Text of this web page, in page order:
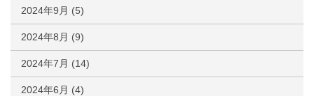
2024年9月 (5)
2024年8月 (9)
2024年7月 (14)
2024年6月 (4)